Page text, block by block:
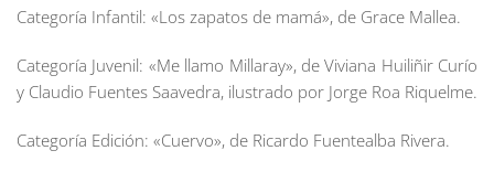
Categoría Infantil: «Los zapatos de mamá», de Grace Mallea.
Categoría Juvenil: «Me llamo Millaray», de Viviana Huiliñir Curío
y Claudio Fuentes Saavedra, ilustrado por Jorge Roa Riquelme.
Categoría Edición: «Cuervo», de Ricardo Fuentealba Rivera.